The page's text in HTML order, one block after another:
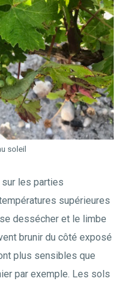
les parties
supérieures
dessécher et le limbe
brunir du côté exposé
plus sensibles que
par exemple. Les sols
soleil